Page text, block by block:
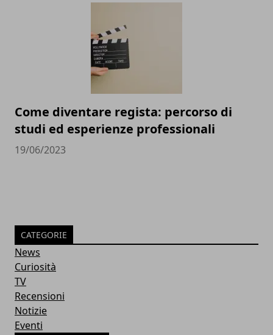
Come diventare regista: percorso di
studi ed esperienze professionali
19/06/2023
CATEGORIE
News
Curiosità
TV
Recensioni
Notizie
Eventi